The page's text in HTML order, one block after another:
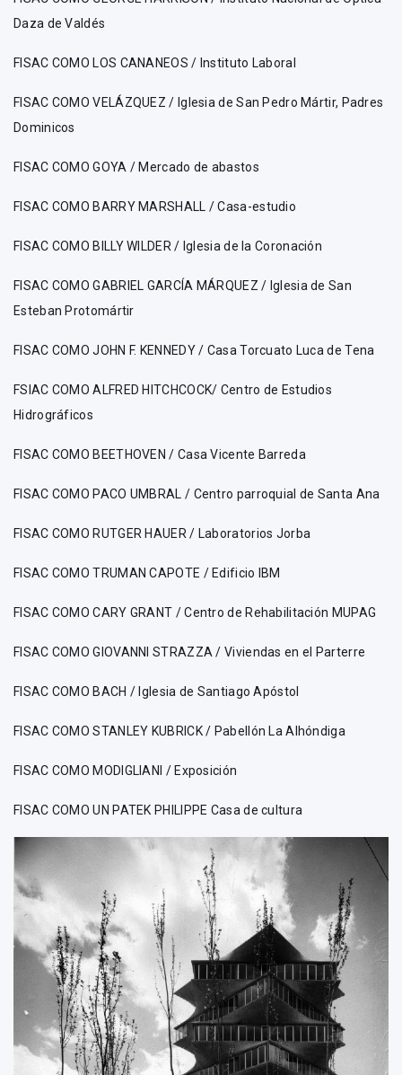
Daza de Valdés
FISAC COMO LOS CANANEOS / Instituto Laboral
FISAC COMO VELÁZQUEZ / Iglesia de San Pedro Mártir, Padres
Dominicos
FISAC COMO GOYA / Mercado de abastos
FISAC COMO BARRY MARSHALL / Casa-estudio
FISAC COMO BILLY WILDER / Iglesia de la Coronación
FISAC COMO GABRIEL GARCÍA MÁRQUEZ / Iglesia de San
Esteban Protomártir
FISAC COMO JOHN F. KENNEDY / Casa Torcuato Luca de Tena
FSIAC COMO ALFRED HITCHCOCK/ Centro de Estudios
Hidrográficos
FISAC COMO BEETHOVEN / Casa Vicente Barreda
FISAC COMO PACO UMBRAL / Centro parroquial de Santa Ana
FISAC COMO RUTGER HAUER / Laboratorios Jorba
FISAC COMO TRUMAN CAPOTE / Edificio IBM
FISAC COMO CARY GRANT / Centro de Rehabilitación MUPAG
FISAC COMO GIOVANNI STRAZZA / Viviendas en el Parterre
FISAC COMO BACH / Iglesia de Santiago Apóstol
FISAC COMO STANLEY KUBRICK / Pabellón La Alhóndiga
FISAC COMO MODIGLIANI / Exposición
FISAC COMO UN PATEK PHILIPPE Casa de cultura